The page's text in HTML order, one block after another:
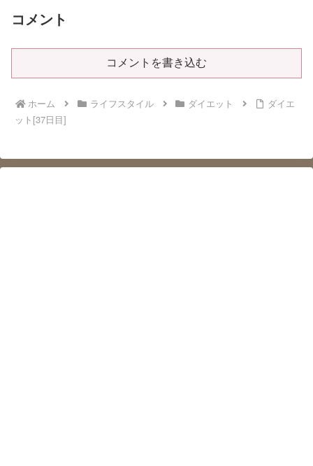
コメント
コメントを書き込む
ホーム ライフスタイル ダイエット
ダイエ
ット[37日目]